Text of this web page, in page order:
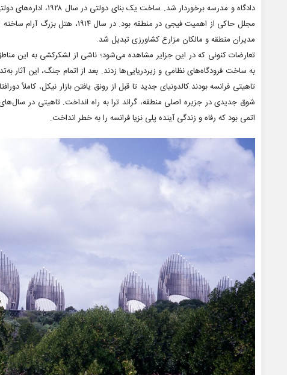
مجلل حاکی از اهمیت فیجی در منطقه
مدیران منطقه و مالکان مزارع کشاورزی تبدیل شد.
تعارضات کنونی که در این جزایر مشاهده می‌شود؛ ناشی از لشکرکشی به
به ساخت فرودگاه‌های نظامی و زیردریایی‌ها زدند. بعد از اتمام جنگ، این آثار
اتمی بود که رفاه و زندگی آینده پلی نزیا فرانسه را به خطر انداخت.